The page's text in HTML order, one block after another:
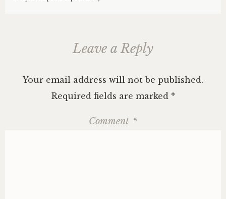
Leave a Reply
Your email address will not be published.
Required fields are marked *
Comment *